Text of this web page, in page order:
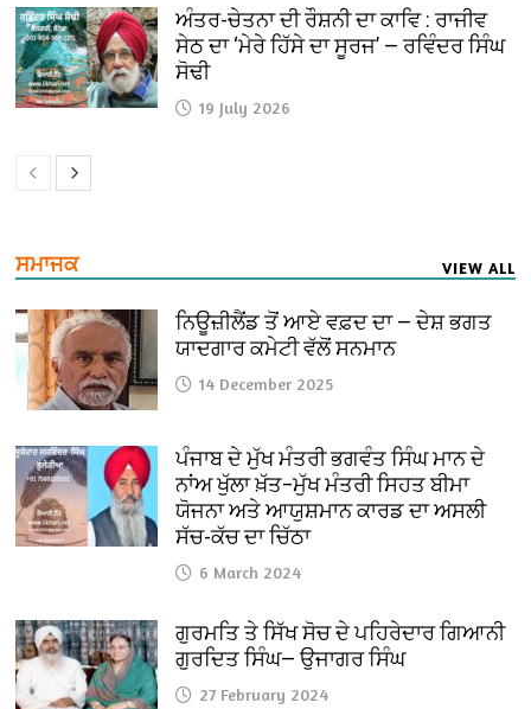
ਅੰਤਰ-ਚੇਤਨਾ ਦੀ ਰੌਸ਼ਨੀ ਦਾ ਕਾਵਿ : ਰਾਜੀਵ
ਸੇਠ ਦਾ ‘ਮੇਰੇ ਹਿੱਸੇ ਦਾ ਸੂਰਜ’ — ਰਵਿੰਦਰ ਸਿੰਘ
ਸੋਢੀ
19 July 2026
ਸਮਾਜਕ VIEW ALL
ਨਿਊਜ਼ੀਲੈਂਡ ਤੋਂ ਆਏ ਵਫ਼ਦ ਦਾ — ਦੇਸ਼ ਭਗਤ
ਯਾਦਗਾਰ ਕਮੇਟੀ ਵੱਲੋਂ ਸਨਮਾਨ
14 December 2025
ਪੰਜਾਬ ਦੇ ਮੁੱਖ ਮੰਤਰੀ ਭਗਵੰਤ ਸਿੰਘ ਮਾਨ ਦੇ
ਨਾਂਅ ਖੁੱਲਾ ਖ਼ੱਤ–ਮੁੱਖ ਮੰਤਰੀ ਸਿਹਤ ਬੀਮਾ
ਯੋਜਨਾ ਅਤੇ ਆਯੁਸ਼ਮਾਨ ਕਾਰਡ ਦਾ ਅਸਲੀ
ਸੱਚ-ਕੱਚ ਦਾ ਚਿੱਠਾ
6 March 2024
ਗੁਰਮਤਿ ਤੇ ਸਿੱਖ ਸੋਚ ਦੇ ਪਹਿਰੇਦਾਰ ਗਿਆਨੀ
ਗੁਰਦਿਤ ਸਿੰਘ— ਉਜਾਗਰ ਸਿੰਘ
27 February 2024